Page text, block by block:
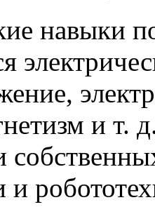
навыки
и т.
и